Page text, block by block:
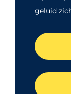
geluid